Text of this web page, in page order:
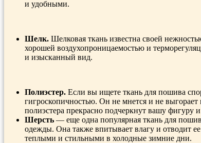
и удобными.
Шелк. Шелковая ткань известна своей
хорошей воздухопроницаемостью и
и изысканный вид.
Полиэстер. Если вы ищете ткань для пошива
гигроскопичностью. Он не мнется и не
полиэстера прекрасно подчеркнут вашу фигуру
Шерсть — еще одна популярная ткань для
одежды. Она также впитывает влагу и отводит
теплыми и стильными в холодные зимние дни.